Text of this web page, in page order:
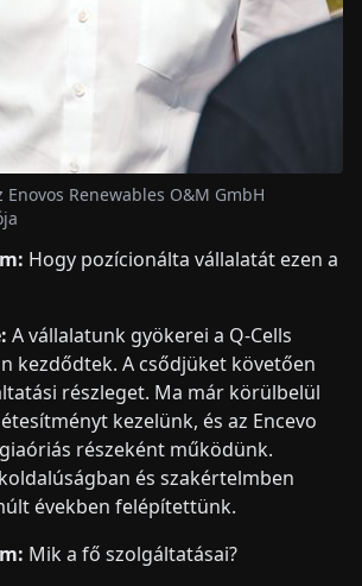
Renewables O&M GmbH
Hogy pozícionálta vállalatát ezen a
A vállalatunk gyökerei a Q-Cells
kezdődtek. A csődjüket követően
részleget. Ma már körülbelül
kezelünk, és az Encevo
részeként működünk.
és szakértelmben
években felépítettünk.
Mik a fő szolgáltatásai?